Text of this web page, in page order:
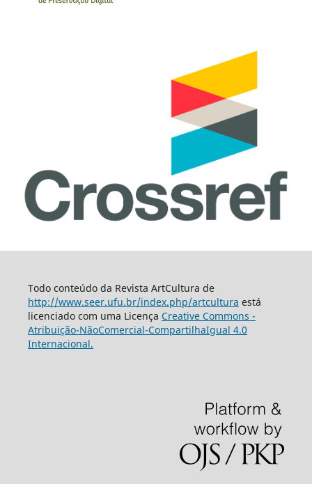
Todo conteúdo da Revista ArtCultura de
http://www.seer.ufu.br/index.php/artcultura está
licenciado com uma Licença Creative Commons -
Atribuição-NãoComercial-CompartilhaIgual 4.0
Internacional.